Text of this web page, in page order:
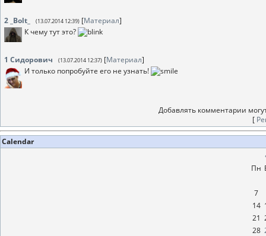
2 _Bolt_ (13.07.2014 12:39) [Материал]
К чему тут это?
1 Сидорович (13.07.2014 12:37) [Материал]
И только попробуйте его не узнать!
Добавлять комментарии
[
Calendar
Пн
7
14
21
28